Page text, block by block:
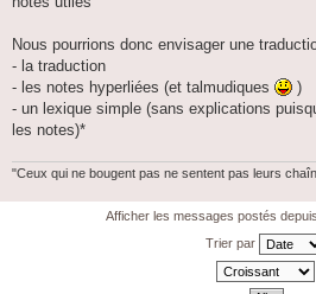
Nous pourrions donc envisager une
- la traduction
- les notes hyperliées (et talmudiques
)
- un lexique simple (sans explications
les notes)*
"Ceux qui ne bougent pas ne sentent pas leurs
Afficher les messages postés
Trier par